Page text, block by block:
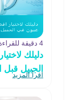
4 دقيقة للقراءة
دليلك
الجبيل قبل
اقرأ المزيد